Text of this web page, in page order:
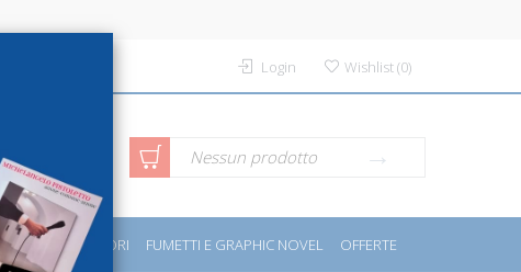
Login Wishlist(0)
Ricerca avanzata Nessun prodotto
SPORT E MOTORI FUMETTI E GRAPHIC NOVEL OFFERTE